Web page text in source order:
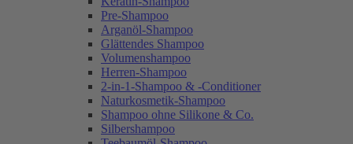
Pre-Shampoo
Arganöl-Shampoo
Glättendes Shampoo
Volumenshampoo
Herren-Shampoo
2-in-1-Shampoo & -Conditioner
Naturkosmetik-Shampoo
Shampoo ohne Silikone & Co.
Silbershampoo